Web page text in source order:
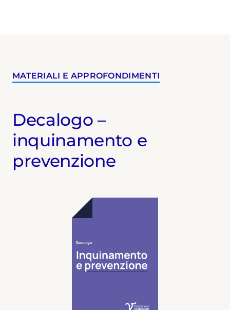
MATERIALI E APPROFONDIMENTI
Decalogo –
inquinamento e
prevenzione